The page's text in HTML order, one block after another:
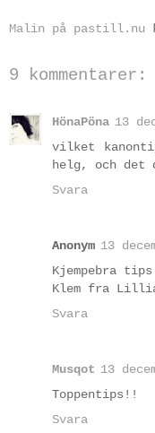
Malin på pastill.nu
9 kommentarer:
HönaPöna 13
vilket
helg, och det
Svara
Anonym 13
Kjempebra
Klem fra
Svara
Musqot 13
Toppentips!!
Svara